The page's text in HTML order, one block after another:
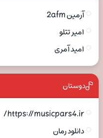
آرمین 2afm
امیر تتلو
امید آمری
دوستان
https://musicpars4.ir/
دانلود رمان